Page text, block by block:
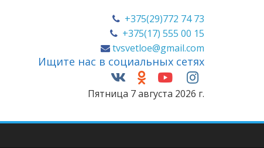
+375(29)772 74 73
+375(17) 555 00 15
tvsvetloe@gmail.com
Ищите нас в социальных сетях
Пятница 7 августа 2026 г.